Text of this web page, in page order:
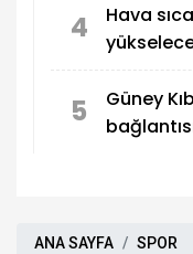
4
Hava
5
Güney
ANA SAYFA
SPOR